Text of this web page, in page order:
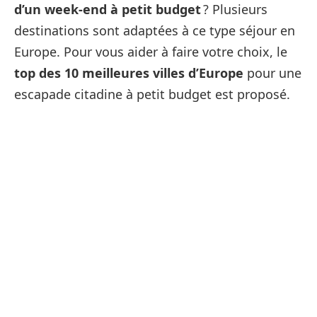
d’un week-end à petit budget? Plusieurs
destinations sont adaptées à ce type séjour en
Europe. Pour vous aider à faire votre choix, le
top des 10 meilleures villes d’Europe pour une
escapade citadine à petit budget est proposé.